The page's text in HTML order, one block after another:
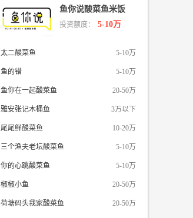
鱼你说酸菜鱼米饭
投资额度： 5-10万
5-10万
太二酸菜鱼
5-10万
鱼的错
20-50万
鱼你在一起酸菜鱼
3万以下
雅安张记木桶鱼
10-20万
尾尾鲜酸菜鱼
5-10万
三个渔夫老坛酸菜鱼
5-10万
你的心跳酸菜鱼
20-50万
椒椒小鱼
20-50万
荷塘码头我家酸菜鱼